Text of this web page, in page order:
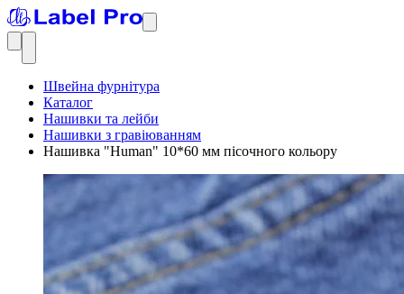
Швейна фурнітура
Каталог
Нашивки та лейби
Нашивки з гравіюванням
Нашивка "Human" 10*60 мм пісочного кольору